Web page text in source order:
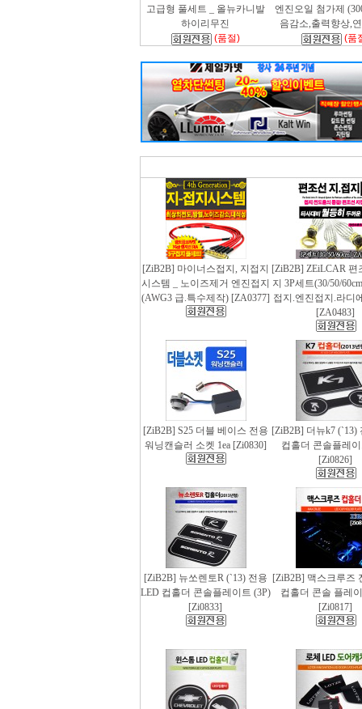
고급형 풀세트 _ 올뉴카니발
하이리무진
(품절)
엔진오일 첨가제
음감소,출력향상,
(품
[ZiB2B] 마이너스접지, 지접지
시스템 _ 노이즈제거 엔진접지
(AWG3 급.특수제작) [ZA0377]
[ZiB2B] ZEiLCAR 편
지 3P세트(30/50/
접지.엔진접지.라디
[ZA0483]
[ZiB2B] S25 더블 베이스 전용
워닝캔슬러 소켓 1ea [Zi0830]
[ZiB2B] 더뉴k7 (`13)
컵홀더 콘솔플레
[Zi0826]
[ZiB2B] 뉴쏘렌토R (`13) 전용
LED 컵홀더 콘솔플레이트 (3P)
[Zi0833]
[ZiB2B] 맥스크루즈
컵홀더 콘솔 플레
[Zi0817]